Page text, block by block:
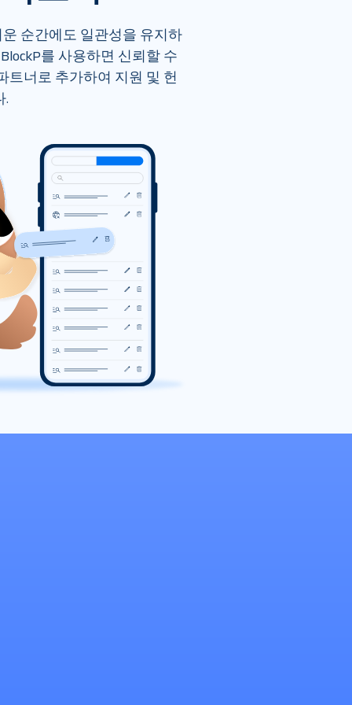
순간에도 일관성을 유지하
를 사용하면 신뢰할 수
트너로 추가하여 지원 및 헌
.